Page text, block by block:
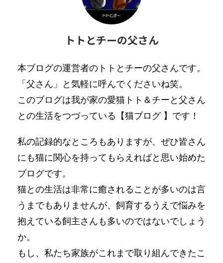
トトとチーの父さん
本ブログの運営者のトトとチーの父さんです。
「父さん」と気軽に呼んでくださいね笑。
このブログは我が家の愛猫トト＆チーと父さん
との生活をつづっている【猫ブログ 】です！
私の記録的なところもありますが、ぜひ皆さん
にも猫に関心を持ってもらえればと思い始めた
ブログです。
猫との生活は非常に癒されることが多いのは言
うまでもありませんが、飼育するうえで悩みを
抱えている飼主さんも多いのではないでしょう
か。
もし、私たち家族がこれまで取り組んできたこ